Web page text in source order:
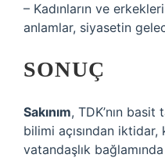
– Kadınların ve
anlamlar, siyasetin
SONUÇ
Sakınım, TDK’nın basit
bilimi açısından
vatandaşlık